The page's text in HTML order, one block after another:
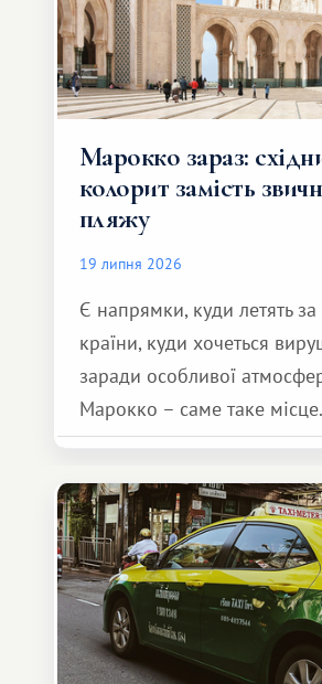
Марокко зараз:
колорит замість
пляжу
19 липня 2026
Є напрямки, куди летять
країни, куди хочеться
заради особливої
Марокко – саме таке місце.